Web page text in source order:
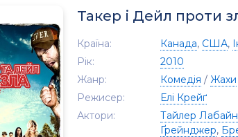
Такер і Дейл проти
Країна: Канада, США,
Рік:
2010
Жанр:
Комедія / Жахи
Режисер:
Елі Крейґ
Актори:
Тайлер Лабайн
Ґрейнджер,